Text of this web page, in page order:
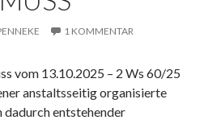
1 KOMMENTAR
vom 13.10.2025 – 2 Ws 60/25
anstaltsseitig organisierte
dadurch entstehender